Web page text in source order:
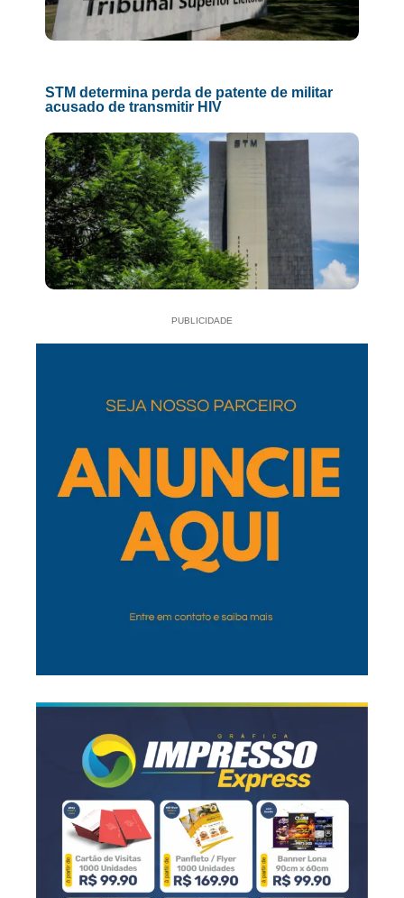
STM determina perda de patente de militar
acusado de transmitir HIV
PUBLICIDADE